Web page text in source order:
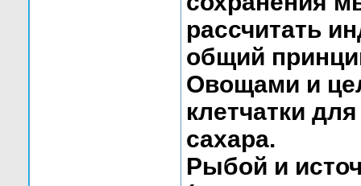
рассчитать
общий
Овощами и
клетчатки
сахара.
Рыбой и